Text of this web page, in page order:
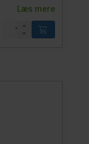
Læs mere